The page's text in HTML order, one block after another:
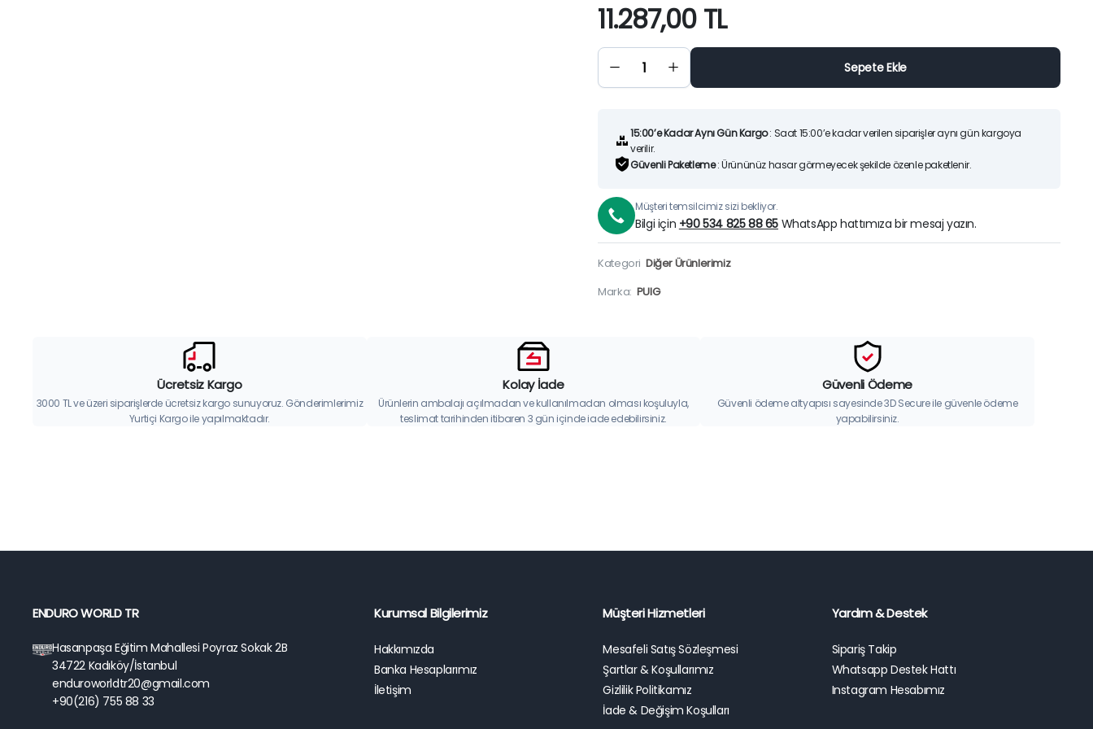
fiyat:
andaki
İndirimleri ürünlerimizi
11.287,00 TL
YAMAHA
MT09/SP
MOTOR
KAPAK
(21-25)
Sepete Ekle
15:00’e Kadar Aynı Gün Kargo: Saat 15:00’e kadar verilen siparişler aynı gün kargoya
verilir.
Güvenli Paketleme: Ürününüz hasar görmeyecek şekilde özenle paketlenir.
Müşteri temsilcimiz sizi bekliyor.
Bilgi için +90 534 825 88 65 WhatsApp hattımıza bir mesaj yazın.
Kategori Diğer Ürünlerimiz
Marka: PUIG
Ücretsiz Kargo
3000 TL ve üzeri siparişlerde ücretsiz kargo sunuyoruz. Gönderimlerimiz
Yurtiçi Kargo ile yapılmaktadır.
Kolay İade
Ürünlerin ambalajı açılmadan ve kullanılmadan olması koşuluyla,
teslimat tarihinden itibaren 3 gün içinde iade edebilirsiniz.
Güvenli Ödeme
Güvenli ödeme altyapısı sayesinde 3D Secure ile güvenle ödeme
yapabilirsiniz.
ENDURO WORLD TR
Hasanpaşa Eğitim Mahallesi Poyraz Sokak 2B
34722 Kadıköy/İstanbul
enduroworldtr20@gmail.com
+90(216) 755 88 33
Kurumsal Bilgilerimiz
Hakkımızda
Banka Hesaplarımız
İletişim
Müşteri Hizmetleri
Mesafeli Satış Sözleşmesi
Şartlar & Koşullarımız
Gizlilik Politikamız
İade & Değişim Koşulları
Yardım & Destek
Sipariş Takip
Whatsapp Destek Hattı
Instagram Hesabımız